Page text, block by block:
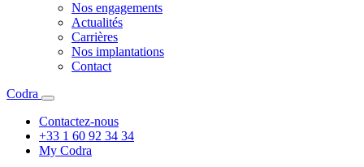
Nos engagements
Actualités
Carrières
Nos implantations
Contact
Codra
Contactez-nous
+33 1 60 92 34 34
My Codra